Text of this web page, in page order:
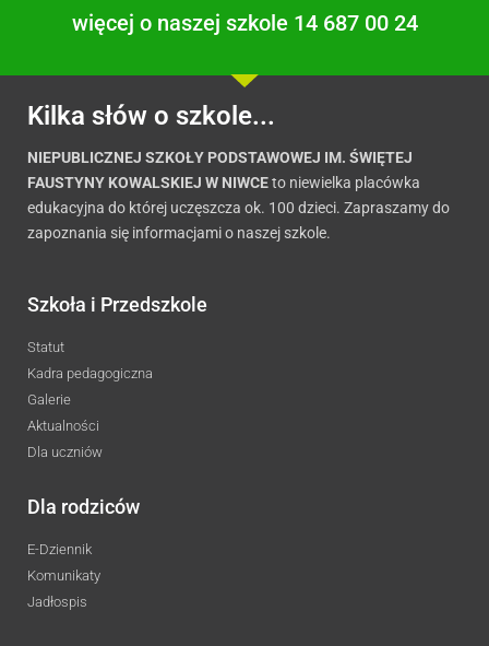
więcej o naszej szkole 14 687 00 24
Kilka słów o szkole...
NIEPUBLICZNEJ SZKOŁY PODSTAWOWEJ IM. ŚWIĘTEJ
FAUSTYNY KOWALSKIEJ W NIWCEto niewielka placówka
edukacyjna do której uczęszcza ok. 100 dzieci. Zapraszamy do
zapoznania się informacjami o naszej szkole.
Szkoła i Przedszkole
Statut
Kadra pedagogiczna
Galerie
Aktualności
Dla uczniów
Dla rodziców
E-Dziennik
Komunikaty
Jadłospis